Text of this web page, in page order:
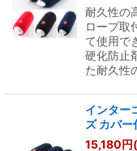
耐久性の
ロープ取
て使用で
硬化防止
た耐久性
インター
ズ カバ
15,180円